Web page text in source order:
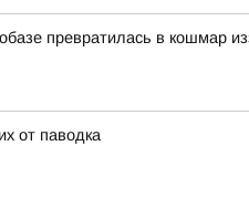
превратилась в кошмар
от паводка